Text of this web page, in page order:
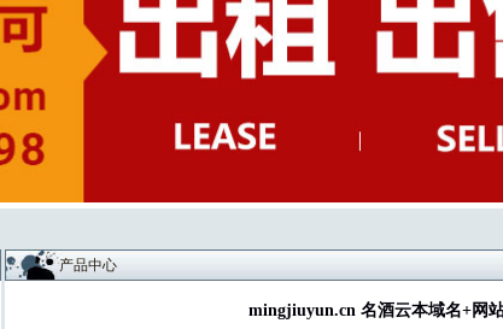
产品中心
mingjiuyun.cn 名酒云本域名+网